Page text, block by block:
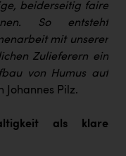
beiderseitig faire
So entsteht
mit unserer
Zulieferern ein
von Humus auf
Johannes Pilz.
als klare